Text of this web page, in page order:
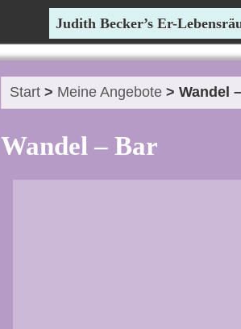
Judith Becker’s Er-
Start > Meine Angebote > Wandel
Wandel – Bar